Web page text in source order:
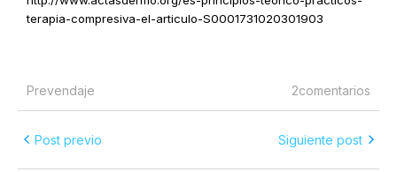
terapia-compresiva-el-articulo-S0001731020301903
Prevendaje 2comentarios
Post previo Siguiente post